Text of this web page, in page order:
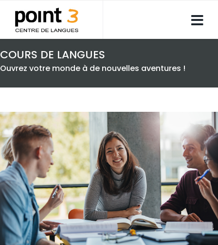
COURS DE LANGUES
Ouvrez votre monde à de nouvelles aventures !